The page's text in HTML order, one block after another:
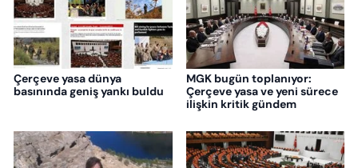
Çerçeve yasa dünya
basınında geniş yankı buldu
MGK bugün toplanıyor:
Çerçeve yasa ve yeni sürece
ilişkin kritik gündem